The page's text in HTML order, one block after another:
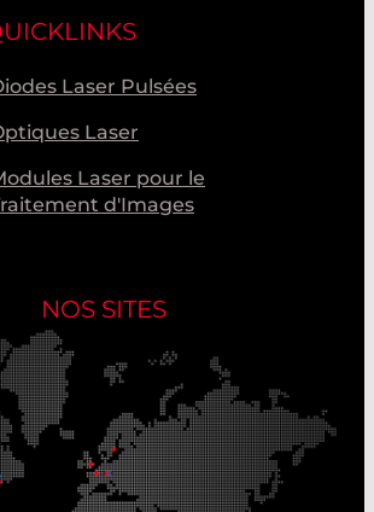
Laser Pulsées
Laser
Laser pour le
d'Images
NOS SITES